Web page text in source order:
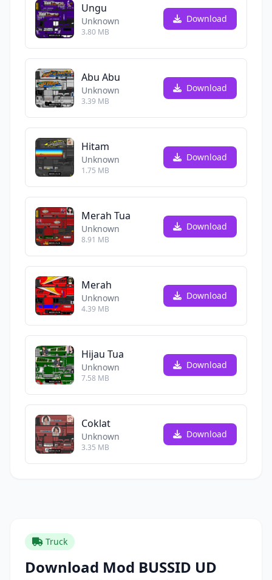
Ungu
Unknown
3.80 MB
Download
Abu Abu
Unknown
3.39 MB
Download
Hitam
Unknown
1.75 MB
Download
Merah Tua
Unknown
8.91 MB
Download
Merah
Unknown
4.39 MB
Download
Hijau Tua
Unknown
7.58 MB
Download
Coklat
Unknown
3.35 MB
Download
Truck
Download Mod BUSSID UD